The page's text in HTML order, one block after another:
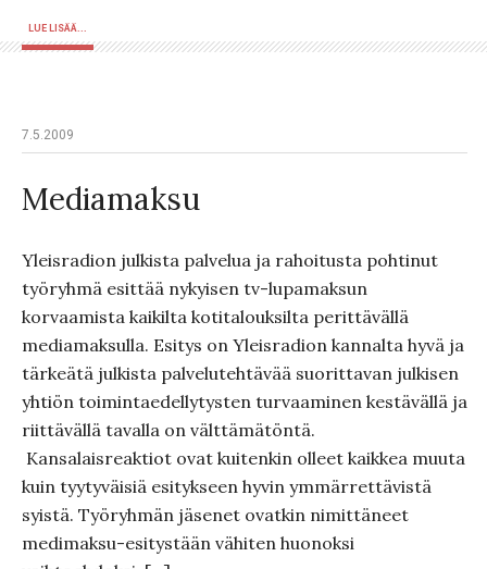
LUE LISÄÄ...
7.5.2009
Mediamaksu
Yleisradion julkista palvelua ja rahoitusta pohtinut
työryhmä esittää nykyisen tv-lupamaksun
korvaamista kaikilta kotitalouksilta perittävällä
mediamaksulla. Esitys on Yleisradion kannalta hyvä ja
tärkeätä julkista palvelutehtävää suorittavan julkisen
yhtiön toimintaedellytysten turvaaminen kestävällä ja
riittävällä tavalla on välttämätöntä.
Kansalaisreaktiot ovat kuitenkin olleet kaikkea muuta
kuin tyytyväisiä esitykseen hyvin ymmärrettävistä
syistä. Työryhmän jäsenet ovatkin nimittäneet
medimaksu-esitystään vähiten huonoksi